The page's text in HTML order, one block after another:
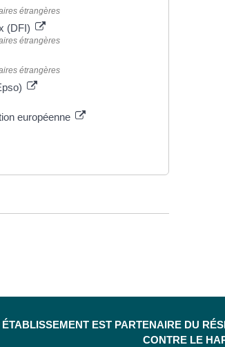
étrangères
(DFI)
étrangères
étrangères
européenne
ÉTABLISSEMENT EST PARTENAIRE DU
CONTRE LE